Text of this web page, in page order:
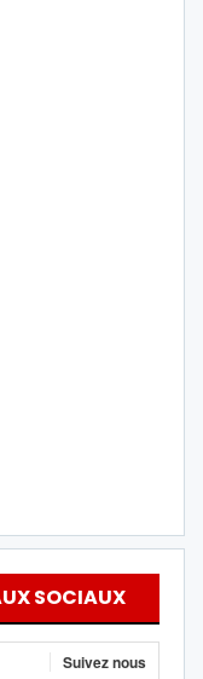
SOCIAUX
Suivez nous